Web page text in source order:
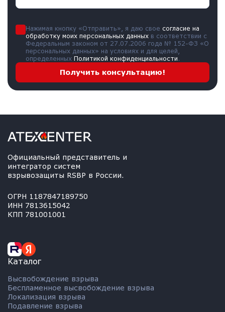
Нажимая кнопку «Отправить», я даю свое согласие на
обработку моих персональных данных в соответствии с
Федеральным законом от 27.07.2006 года № 152-ФЗ «О
персональных данных» на условиях и для целей,
определенных Политикой конфиденциальности .
Получить консультацию!
Официальный представитель и
интегратор систем
взрывозащиты RSBP в России.
ОГРН 1187847189750
ИНН 7813615042
КПП 781001001
Каталог
Высвобождение взрыва
Беспламенное высвобождение взрыва
Локализация взрыва
Подавление взрыва